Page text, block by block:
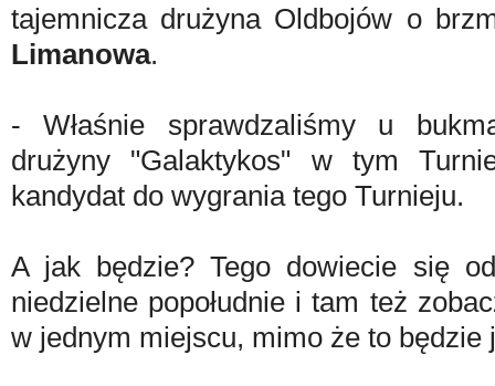
tajemnicza drużyna Oldbojów o
Limanowa.
- Właśnie sprawdzaliśmy u
drużyny "Galaktykos" w tym
kandydat do wygrania tego Turnieju.
A jak będzie? Tego dowiecie się
niedzielne popołudnie i tam też
w jednym miejscu, mimo że to będzie